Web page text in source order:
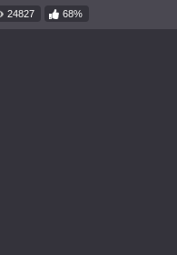
24827 68%